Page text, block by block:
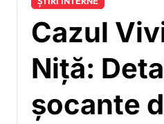
Cazul
Niță:
șocante